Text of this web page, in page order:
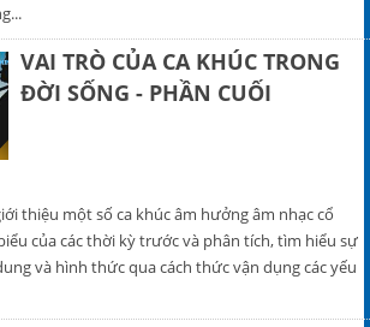
VAI TRÒ CỦA CA KHÚC TRONG
ĐỜI SỐNG - PHẦN CUỐI
thiệu một số ca khúc âm hưởng âm nhạc cổ
của các thời kỳ trước và phân tích, tìm hiểu sự
và hình thức qua cách thức vận dụng các yếu